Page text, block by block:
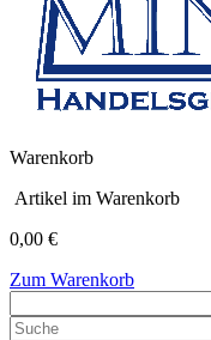
Warenkorb
Artikel im Warenkorb
0,00 €
Zum Warenkorb